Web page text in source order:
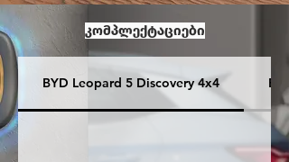
კომპლექტაციები
BYD Leopard 5 Discovery 4x4